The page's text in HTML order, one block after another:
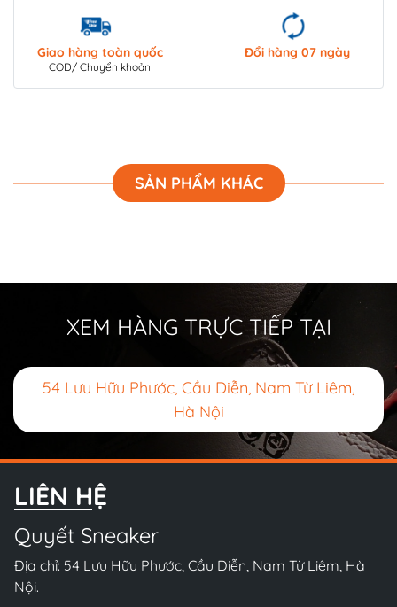
Giao hàng toàn quốc
COD/ Chuyển khoản
Đổi hàng 07 ngày
SẢN PHẨM KHÁC
XEM HÀNG TRỰC TIẾP TẠI
54 Lưu Hữu Phước, Cầu Diễn, Nam Từ Liêm,
Hà Nội
LIÊN HỆ
Quyết Sneaker
Địa chỉ: 54 Lưu Hữu Phước, Cầu Diễn, Nam Từ Liêm, Hà
Nội.